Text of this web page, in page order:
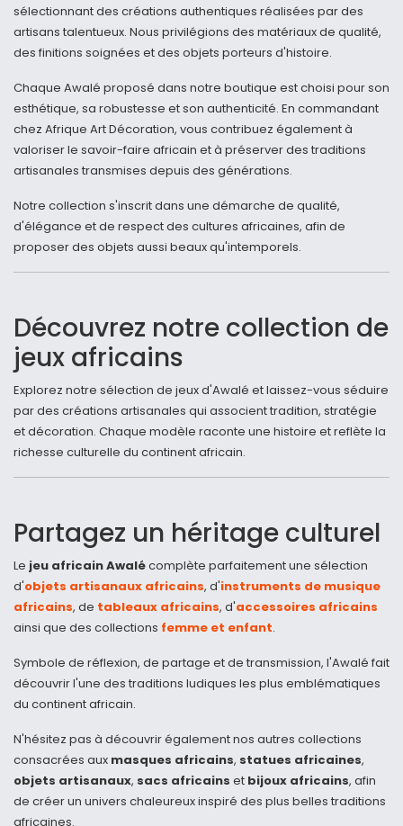
sélectionnant des créations authentiques réalisées par des
artisans talentueux. Nous privilégions des matériaux de qualité,
des finitions soignées et des objets porteurs d'histoire.
Chaque Awalé proposé dans notre boutique est choisi pour son
esthétique, sa robustesse et son authenticité. En commandant
chez Afrique Art Décoration, vous contribuez également à
valoriser le savoir-faire africain et à préserver des traditions
artisanales transmises depuis des générations.
Notre collection s'inscrit dans une démarche de qualité,
d'élégance et de respect des cultures africaines, afin de
proposer des objets aussi beaux qu'intemporels.
Découvrez notre collection de
jeux africains
Explorez notre sélection de jeux d'Awalé et laissez-vous séduire
par des créations artisanales qui associent tradition, stratégie
et décoration. Chaque modèle raconte une histoire et reflète la
richesse culturelle du continent africain.
Partagez un héritage culturel
Le jeu africain Awalécomplète parfaitement une sélection
d'objets artisanaux africains, d'instruments de musique
africains, de tableaux africains, d'accessoires africains
ainsi que des collections femme et enfant.
Symbole de réflexion, de partage et de transmission, l'Awalé fait
découvrir l'une des traditions ludiques les plus emblématiques
du continent africain.
N'hésitez pas à découvrir également nos autres collections
consacrées aux masques africains, statues africaines,
objets artisanaux, sacs africains et bijoux africains, afin
de créer un univers chaleureux inspiré des plus belles traditions
africaines.